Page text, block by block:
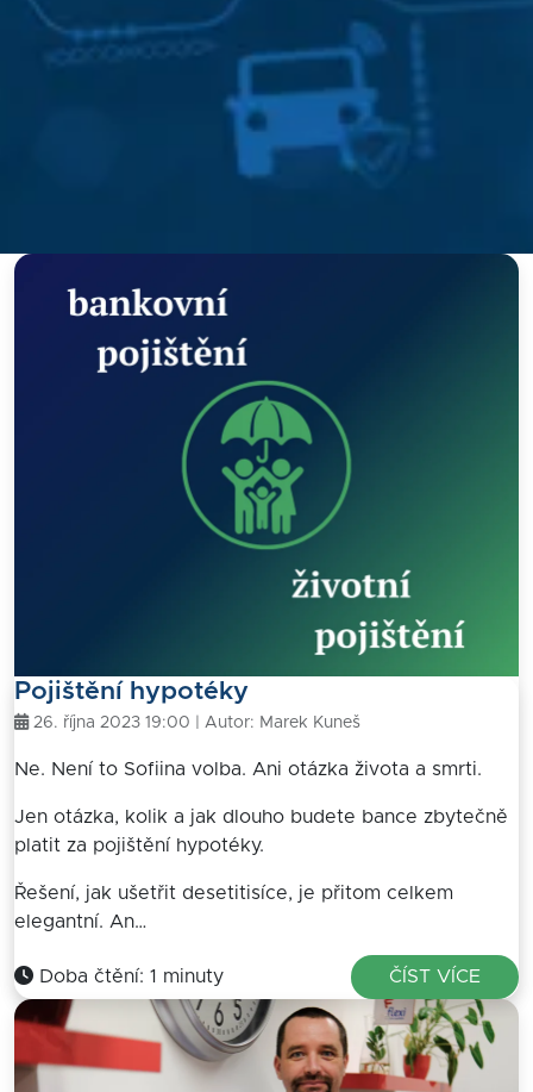
Pojištění hypotéky
26. října 2023 19:00 | Autor: Marek Kuneš
Ne. Není to Sofiina volba. Ani otázka života a smrti.
Jen otázka, kolik a jak dlouho budete bance zbytečně
platit za pojištění hypotéky.
Řešení, jak ušetřit desetitisíce, je přitom celkem
elegantní. An…
Doba čtění: 1 minuty ČÍST VÍCE